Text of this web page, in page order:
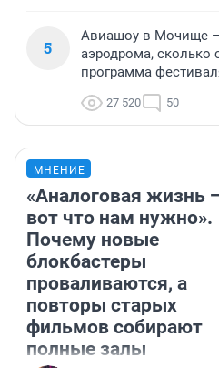
5
Авиашоу в Мочище —
аэродрома, сколько
программа
27 520 50
МНЕНИЕ
«Аналоговая жизнь
вот что нам нужно».
Почему новые
блокбастеры
проваливаются, а
повторы старых
фильмов собирают
полные залы